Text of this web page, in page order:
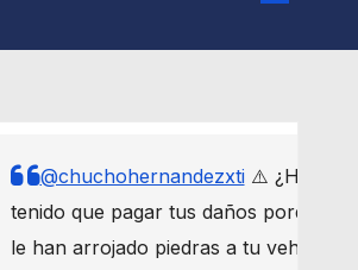
@chuchohernandezxti⚠️ ¿Has
tenido que pagar tus daños porque
le han arrojado piedras a tu vehículo